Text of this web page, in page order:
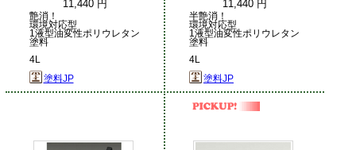
11,440 円
艶消！
環境対応型
1液型油変性ポリウレタン
塗料
4L
塗料JP
11,440 円
半艶消！
環境対応型
1液型油変性ポリウレタン
塗料
4L
塗料JP